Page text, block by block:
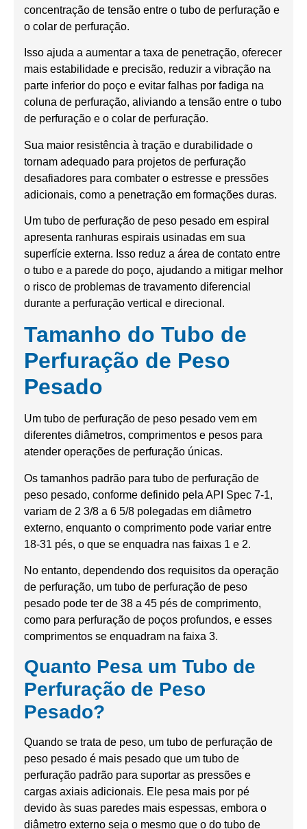
concentração de tensão entre o tubo de perfuração e
o colar de perfuração.
Isso ajuda a aumentar a taxa de penetração, oferecer
mais estabilidade e precisão, reduzir a vibração na
parte inferior do poço e evitar falhas por fadiga na
coluna de perfuração, aliviando a tensão entre o tubo
de perfuração e o colar de perfuração.
Sua maior resistência à tração e durabilidade o
tornam adequado para projetos de perfuração
desafiadores para combater o estresse e pressões
adicionais, como a penetração em formações duras.
Um tubo de perfuração de peso pesado em espiral
apresenta ranhuras espirais usinadas em sua
superfície externa. Isso reduz a área de contato entre
o tubo e a parede do poço, ajudando a mitigar melhor
o risco de problemas de travamento diferencial
durante a perfuração vertical e direcional.
Tamanho do Tubo de
Perfuração de Peso
Pesado
Um tubo de perfuração de peso pesado vem em
diferentes diâmetros, comprimentos e pesos para
atender operações de perfuração únicas.
Os tamanhos padrão para tubo de perfuração de
peso pesado, conforme definido pela API Spec 7-1,
variam de 2 3/8 a 6 5/8 polegadas em diâmetro
externo, enquanto o comprimento pode variar entre
18-31 pés, o que se enquadra nas faixas 1 e 2.
No entanto, dependendo dos requisitos da operação
de perfuração, um tubo de perfuração de peso
pesado pode ter de 38 a 45 pés de comprimento,
como para perfuração de poços profundos, e esses
comprimentos se enquadram na faixa 3.
Quanto Pesa um Tubo de
Perfuração de Peso
Pesado?
Quando se trata de peso, um tubo de perfuração de
peso pesado é mais pesado que um tubo de
perfuração padrão para suportar as pressões e
cargas axiais adicionais. Ele pesa mais por pé
devido às suas paredes mais espessas, embora o
diâmetro externo seja o mesmo que o do tubo de